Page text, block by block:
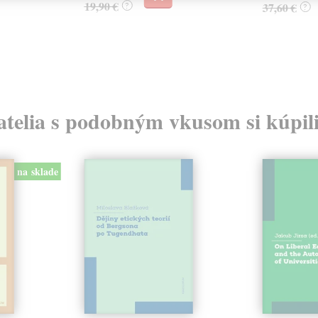
19,90 € ? 37,60 € ?
s podobným vkusom si
na sklade